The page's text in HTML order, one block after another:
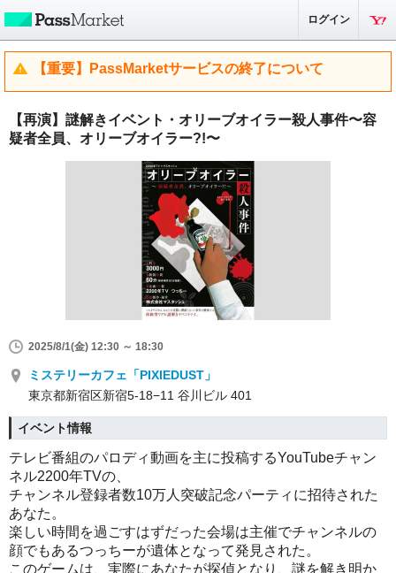
ログイン
【重要】PassMarketサービスの終了について
【再演】謎解きイベント・オリーブオイラー殺人事件〜容
疑者全員、オリーブオイラー?!〜
2025/8/1(金) 12:30 ～ 18:30
ミステリーカフェ「PIXIEDUST」
東京都新宿区新宿5-18−11 谷川ビル 401
イベント情報
テレビ番組のパロディ動画を主に投稿するYouTubeチャン
ネル2200年TVの、
チャンネル登録者数10万人突破記念パーティに招待された
あなた。
楽しい時間を過ごすはずだった会場は主催でチャンネルの
顔でもあるつっちーが遺体となって発見された。
このゲームは、実際にあなたが探偵となり、 謎を解き明か